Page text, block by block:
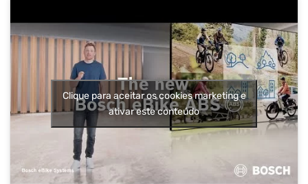
Clique para aceitar os cookies marketing e
ativar este conteúdo